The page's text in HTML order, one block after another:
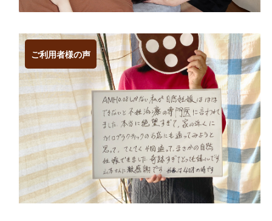
ご利用者様の声